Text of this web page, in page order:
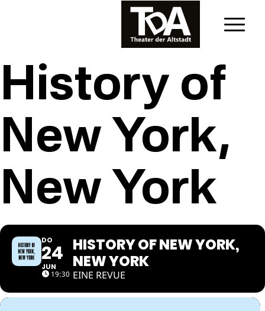
History of
New York,
New York
DO
24
JUN
19:30
HISTORY OF NEW YORK,
NEW YORK
EINE REVUE